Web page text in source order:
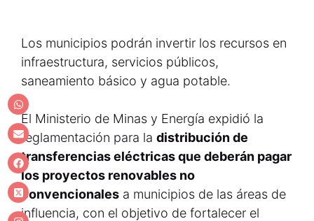
Los municipios podrán invertir los recursos en
infraestructura, servicios públicos,
saneamiento básico y agua potable.
El Ministerio de Minas y Energía expidió la
reglamentación para la distribución de
transferencias eléctricas que deberán pagar
los proyectos renovables no
convencionales a municipios de las áreas de
influencia, con el objetivo de fortalecer el